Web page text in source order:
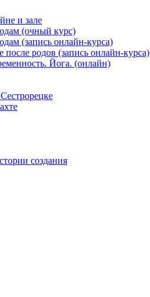
и зале
(очный курс)
(запись онлайн-курса)
после родов (запись онлайн-курса)
Йога. (онлайн)
создания